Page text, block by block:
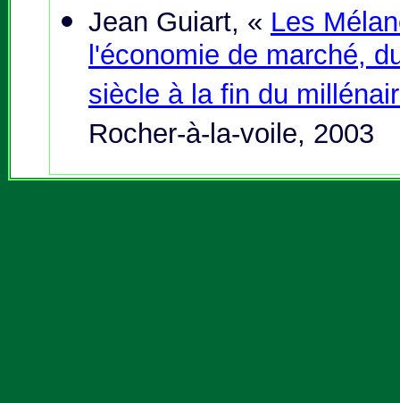
Jean Guiart, « Les
l'économie de marché,
siècle à la fin du
Rocher-à-la-voile, 2003